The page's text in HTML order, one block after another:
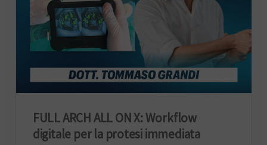
FULL ARCH ALL ON X: Workflow
digitale per la protesi immediata